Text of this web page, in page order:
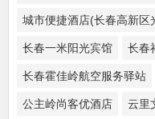
城市便捷酒店(长春高新区
长春一米阳光宾馆 长春
长春霍佳岭航空服务驿站
公主岭尚客优酒店 云里